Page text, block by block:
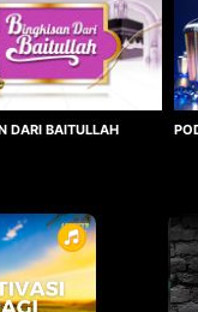
DARI BAITULLAH